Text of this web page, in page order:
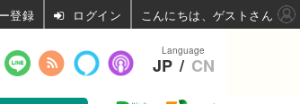
Language
JP / CN
ログイン こんにちは、ゲストさん